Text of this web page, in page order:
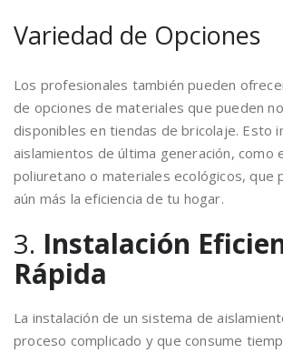
Variedad de Opciones
Los profesionales también pueden
de opciones de materiales que pueden
disponibles en tiendas de bricolaje. Esto
aislamientos de última generación, como
poliuretano o materiales ecológicos, que
aún más la eficiencia de tu hogar.
3. Instalación
Rápida
La instalación de un sistema de
proceso complicado y que consume